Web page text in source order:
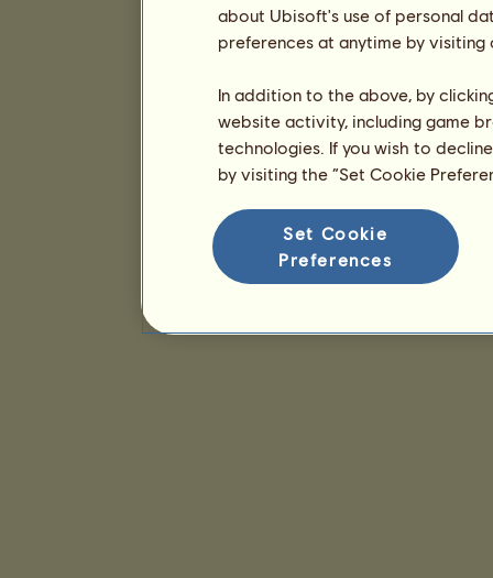
about Ubisoft's use of personal
preferences at anytime by
In addition to the above, by
website activity, including game
technologies. If you wish to
by visiting the “Set Cookie
Set Cookie
Preferences